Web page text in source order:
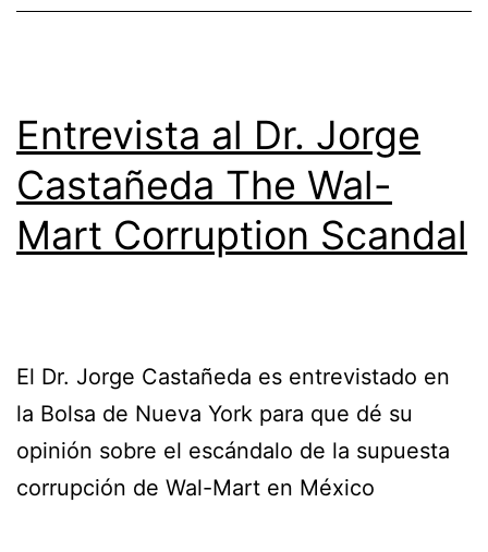
Entrevista al Dr. Jorge
Castañeda The Wal-
Mart Corruption Scandal
El Dr. Jorge Castañeda es entrevistado en
la Bolsa de Nueva York para que dé su
opinión sobre el escándalo de la supuesta
corrupción de Wal-Mart en México